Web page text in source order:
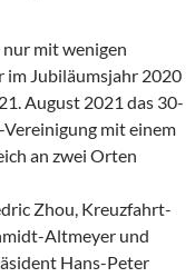
mit wenigen
im Jubiläumsjahr 2020
August 2021 das 30-
mit einem
an zwei Orten
Zhou, Kreuzfahrt-
Altmeyer und
Hans-Peter